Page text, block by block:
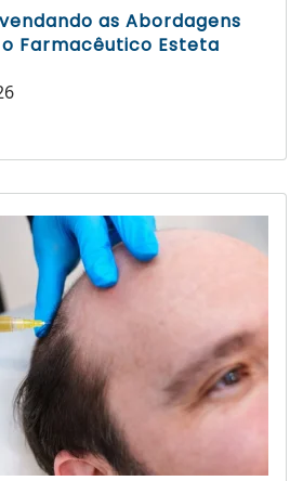
as Abordagens
Farmacêutico Esteta